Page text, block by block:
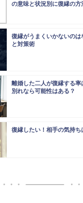
の意味と状況別に復縁の方
復縁がうまくいかないの
と対策術
離婚した二人が復縁する
別れなら可能性はある？
復縁したい！相手の気持ち